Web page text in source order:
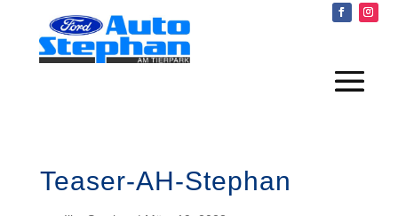
Teaser-AH-Stephan